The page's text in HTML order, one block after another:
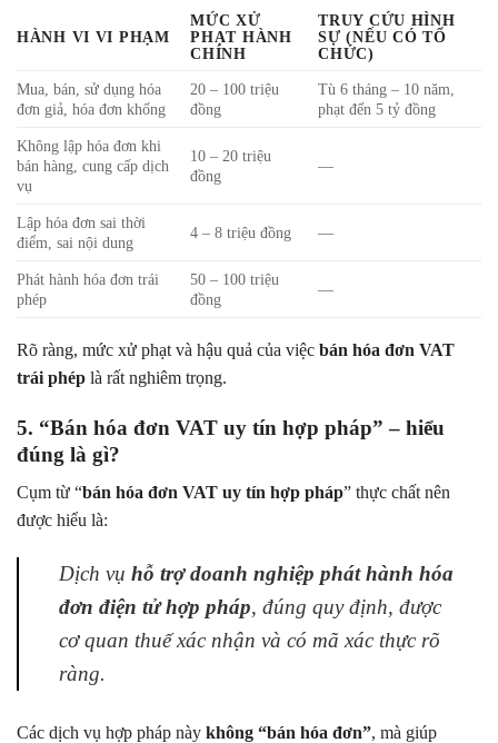
HÀNH VI VI PHẠM
MỨC XỬ
PHẠT HÀNH
CHÍNH
TRUY CỨU HÌNH
SỰ (NẾU CÓ TỔ
CHỨC)
Mua, bán, sử dụng hóa
đơn giả, hóa đơn khống
20 – 100 triệu
đồng
Tù 6 tháng – 10 năm,
phạt đến 5 tỷ đồng
Không lập hóa đơn khi
bán hàng, cung cấp dịch
vụ
10 – 20 triệu
đồng
—
Lập hóa đơn sai thời
điểm, sai nội dung
4 – 8 triệu đồng —
Phát hành hóa đơn trái
phép
50 – 100 triệu
đồng
—
Rõ ràng, mức xử phạt và hậu quả của việc bán hóa đơn VAT
trái phép là rất nghiêm trọng.
5. “Bán hóa đơn VAT uy tín hợp pháp” – hiểu
đúng là gì?
Cụm từ “bán hóa đơn VAT uy tín hợp pháp” thực chất nên
được hiểu là:
Dịch vụ hỗ trợ doanh nghiệp phát hành hóa
đơn điện tử hợp pháp, đúng quy định, được
cơ quan thuế xác nhận và có mã xác thực rõ
ràng.
Các dịch vụ hợp pháp này không “bán hóa đơn”, mà giúp